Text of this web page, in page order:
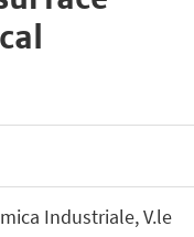
Industriale, V.le